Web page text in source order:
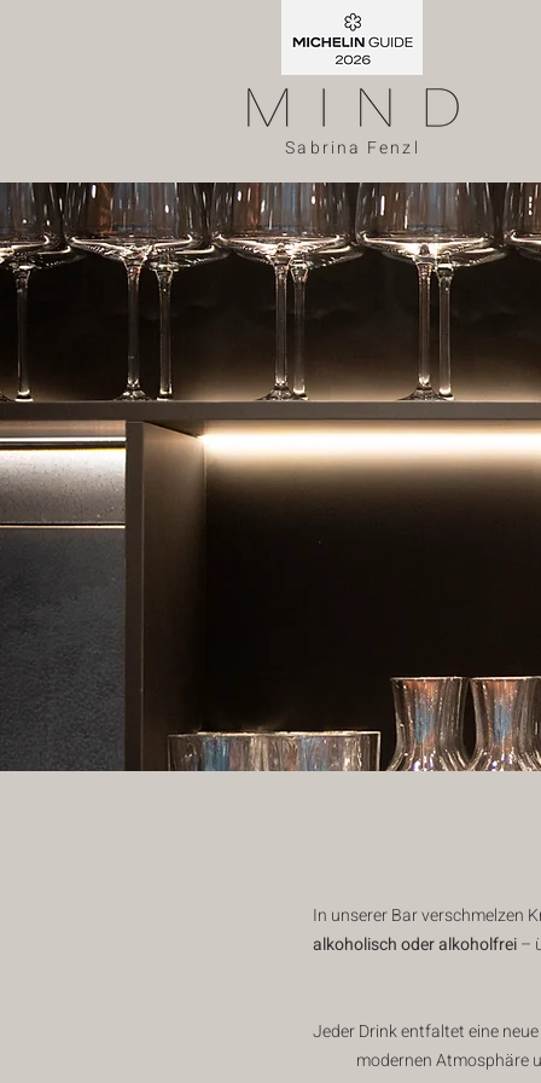
Sabrina Fenzl
In unserer Bar verschmelzen
alkoholisch oder alkoholfrei–
Jeder Drink entfaltet eine
modernen Atmosphäre